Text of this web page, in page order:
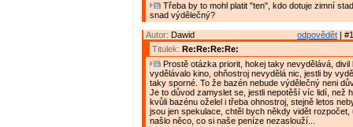
Třeba by to mohl platit "ten", kdo dotuje zimní
snad výdělečný?
odpovědět |
Autor: Dawid
Titulek: Re:Re:Re:Re:
Prostě otázka priorit, hokej taky nevydělává,
vydělávalo kino, ohňostroj nevydělá nic, jestli by
taky sporné. To že bazén nebude výdělečný neni
Je to důvod zamyslet se, jestli nepotěší víc lidí, než
kvůli bazénu oželel i třeba ohnostroj, stejně letos
jsou jen spekulace, chtěl bych někdy vidět rozpočet,
našlo něco, co si naše peníze nezaslouží...